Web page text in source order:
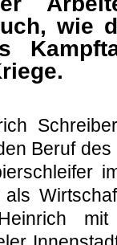
wie
Beruf
mit